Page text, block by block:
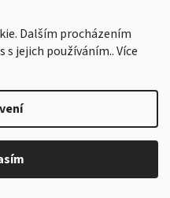
Dalším procházením
jejich používáním.. Více